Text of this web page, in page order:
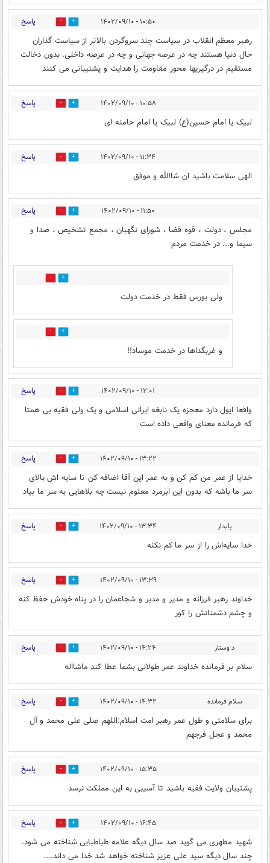
۱۰:۵۰ - ۱۴۰۲/۰۹/۱۰ 64 پاسخ
رهبر معظم انقلاب در سیاست چند سروگردن بالاتر از سیاست گذاران
حال دنیا هستند چه در عرصه جهانی و چه در عرصه داخلی. بدون دخالت
مستقیم در درگیریها محور مقاومت را هدایت و پشتیبانی می کنند
۱۰:۵۸ - ۱۴۰۲/۰۹/۱۰ 64 پاسخ
لبیک یا امام حسین(ع) لبیک یا امام خامنه ای
۱۱:۳۴ - ۱۴۰۲/۰۹/۱۰ 56 پاسخ
الهی سلامت باشید ان شاالله و موفق
۱۱:۵۰ - ۱۴۰۲/۰۹/۱۰ 36 پاسخ
مجلس ، دولت ، قوه قضا ، شورای نگهبان ، مجمع تشخیص ، صدا و
سیما و... در خدمت مردم
14
ولی بورس فقط در خدمت دولت
38
و غربگداها در خدمت موساد!!
۱۲:۰۱ - ۱۴۰۲/۰۹/۱۰ 59 پاسخ
واقعا ایول دارد معجزه یک نابغه ایرانی اسلامی و یک ولی فقیه بی همتا
که فرمانده معنای واقعی داده است
۱۳:۲۲ - ۱۴۰۲/۰۹/۱۰ 46 پاسخ
خدایا از عمر من کم کن و به عمر این آقا اضافه کن تا سایه اش بالای
سر ما باشه که بدون این ابرمرد معلوم نیست چه بلاهایی به سر ما بیاد
پایدار ۱۳:۳۴ - ۱۴۰۲/۰۹/۱۰ 55 پاسخ
خدا سایه‌اش را از سر ما کم نکنه
۱۳:۳۹ - ۱۴۰۲/۰۹/۱۰ 61 پاسخ
خداوند رهبر فرزانه و مدیر و مدبر و شجاعمان را در پناه خودش حفظ کنه
و چشم دشمنانش را کور
د وستار ۱۴:۲۴ - ۱۴۰۲/۰۹/۱۰ 40 پاسخ
سلام بر فرمانده خداوند عمر طولانی بشما عطا کند ماشااله
سلام فرمانده ۱۴:۳۲ - ۱۴۰۲/۰۹/۱۰ 40 پاسخ
برای سلامتی و طول عمر رهبر امت اسلام:اللهم صلی علی محمد و آل
محمد و عجل فرجهم
۱۵:۳۵ - ۱۴۰۲/۰۹/۱۰ 42 پاسخ
پشتیبان ولایت فقیه باشید تا آسیبی به این مملکت نرسد
۱۶:۴۵ - ۱۴۰۲/۰۹/۱۰ 41 پاسخ
شهید مطهری می گوید صد سال دیگه علامه طباطبایی شناخته می شود.
چند سال دیگه سید علی عزیز شناخته خواهد شد خدا می داند....